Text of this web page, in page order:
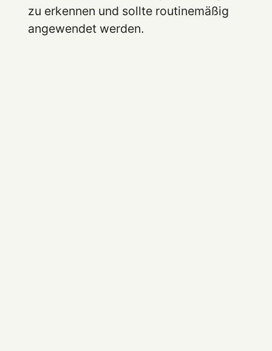
zu erkennen und sollte routinemäßig
angewendet werden.